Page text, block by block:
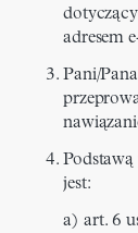
adresem
Pani/
jest:
a) art. 6